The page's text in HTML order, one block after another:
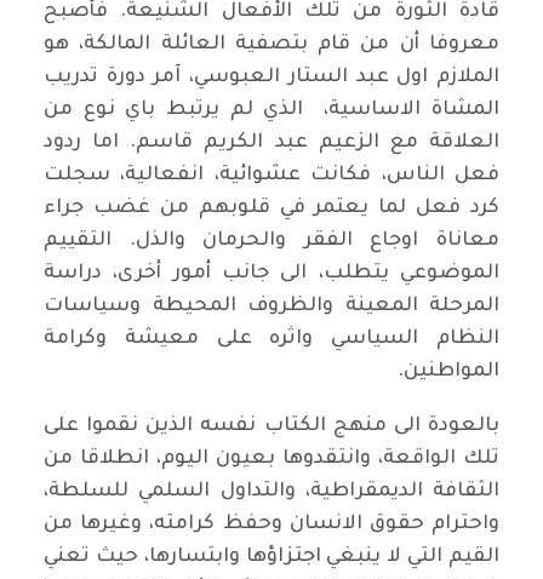
قادة الثورة من تلك الأفعال الشنيعة. فأصبح
معروفا أن من قام بتصفية العائلة المالكة، هو
الملازم اول عبد الستار العبوسي، آمر دورة تدريب
المشاة الاساسية، الذي لم يرتبط باي نوع من
العلاقة مع الزعيم عبد الكريم قاسم. اما ردود
فعل الناس، فكانت عشوائية، انفعالية، سجلت
كرد فعل لما يعتمر في قلوبهم من غضب جراء
معاناة اوجاع الفقر والحرمان والذل. التقييم
الموضوعي يتطلب، الى جانب أمور أخرى، دراسة
المرحلة المعينة والظروف المحيطة وسياسات
النظام السياسي واثره على معيشة وكرامة
المواطنين.
بالعودة الى منهج الكتاب نفسه الذين نقموا على
تلك الواقعة، وانتقدوها بعيون اليوم، انطلاقا من
الثقافة الديمقراطية، والتداول السلمي للسلطة،
واحترام حقوق الانسان وحفظ كرامته، وغيرها من
القيم التي لا ينبغي اجتزاؤها وابتسارها، حيث تعني